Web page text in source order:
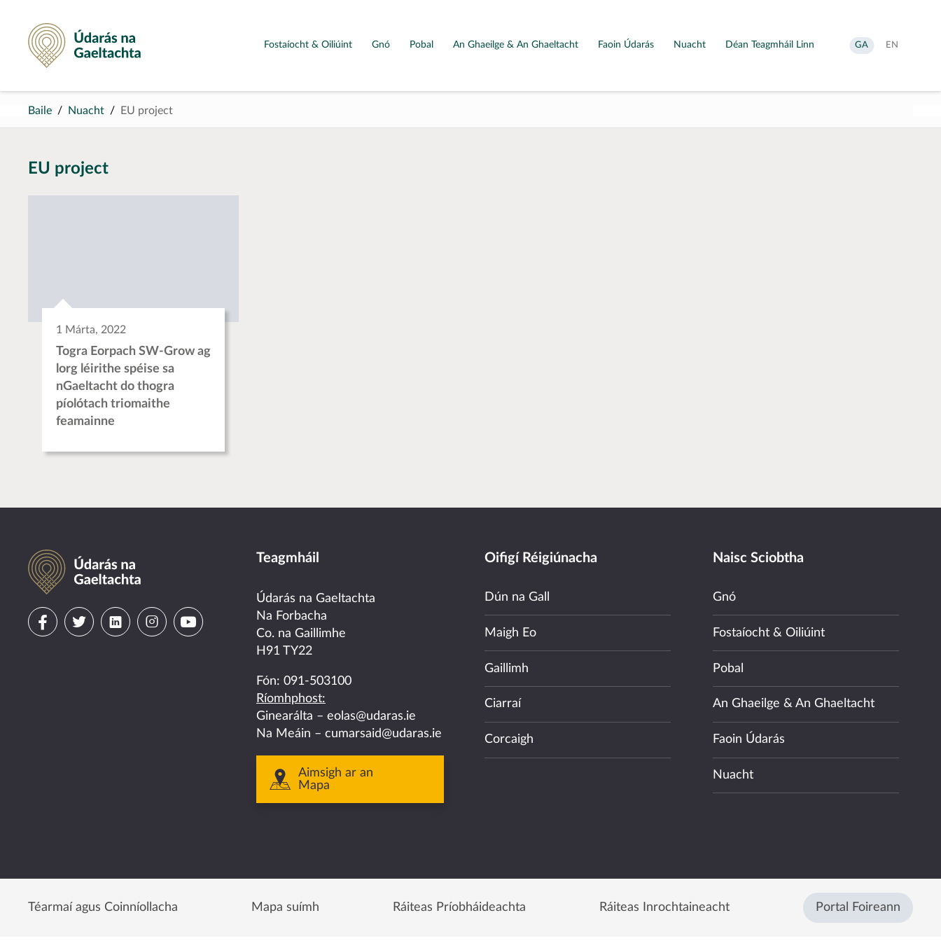
Údarás na Gaeltachta
Fostaíocht & Oiliúint Gnó Pobal An Ghaeilge & An Ghaeltacht Faoin Údarás Nuacht Déan Teagmháil Linn
Aistrigh
go
GA
Change
EN
Baile Nuacht EU project
EU project
1 Márta, 2022
Togra Eorpach SW-Grow ag
lorg léirithe spéise sa
nGaeltacht do thogra
píolótach triomaithe
feamainne
Údarás na Gaeltachta
VisitVisitVisitVisit
instagram
Visit
youtube
Teagmháil
Údarás na Gaeltachta
Na Forbacha
Co. na Gaillimhe
H91 TY22
Fón: 091-503100
Ríomhphost:
Ginearálta – eolas@udaras.ie
Na Meáin – cumarsaid@udaras.ie
Aimsigh ar an
Mapa
Oifigí Réigiúnacha
Dún na Gall
Maigh Eo
Gaillimh
Ciarraí
Corcaigh
Naisc Sciobtha
Gnó
Fostaíocht & Oiliúint
Pobal
An Ghaeilge & An Ghaeltacht
Faoin Údarás
Nuacht
Téarmaí agus Coinníollacha Mapa suímh Ráiteas Príobháideachta Ráiteas Inrochtaineacht Portal Foireann